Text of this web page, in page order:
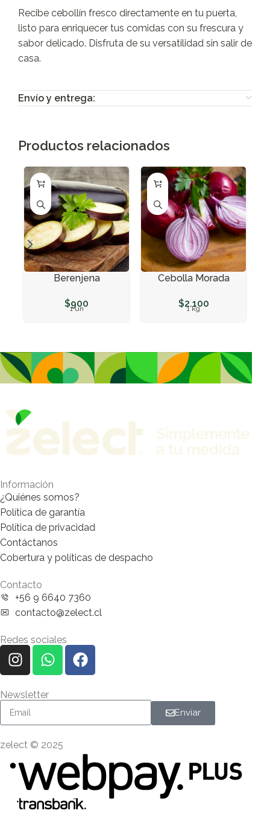
Recibe cebollín fresco directamente en tu puerta,
listo para enriquecer tus comidas con su frescura y
sabor delicado. Disfruta de su versatilidad sin salir de
casa.
Envío y entrega:
Productos relacionados
Berenjena
$900
1 un
Cebolla Morada
$2.100
1 kg
Información
¿Quiénes somos?
Política de garantía
Política de privacidad
Contáctanos
Cobertura y políticas de despacho
Contacto
+56 9 6640 7360
contacto@zelect.cl
Redes sociales
Newsletter
Enviar
zelect © 2025